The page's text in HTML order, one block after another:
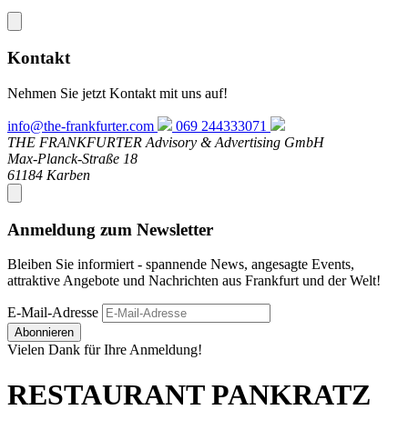
Kontakt
Nehmen Sie jetzt Kontakt mit uns auf!
info@the-frankfurter.com
069 244333071
THE FRANKFURTER Advisory & Advertising GmbH
Max-Planck-Straße 18
61184 Karben
Anmeldung zum Newsletter
Bleiben Sie informiert - spannende News, angesagte Events,
attraktive Angebote und Nachrichten aus Frankfurt und der Welt!
E-Mail-Adresse
Abonnieren
Vielen Dank für Ihre Anmeldung!
RESTAURANT PANKRATZ